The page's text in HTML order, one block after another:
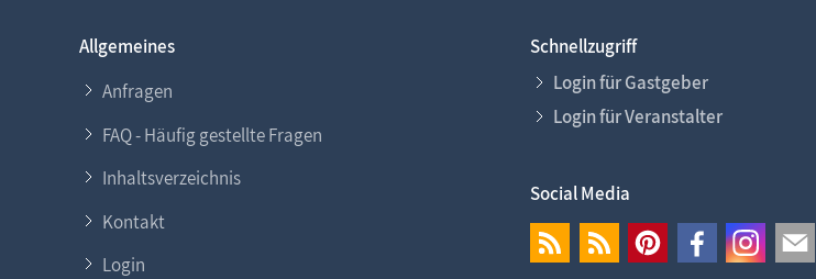
Allgemeines
Anfragen
FAQ - Häufig gestellte Fragen
Inhaltsverzeichnis
Kontakt
Login
Schnellzugriff
Login für Gastgeber
Login für Veranstalter
Social Media